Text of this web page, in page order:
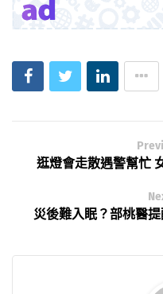
逛燈會走散遇警幫忙
災後難入眠？部桃醫